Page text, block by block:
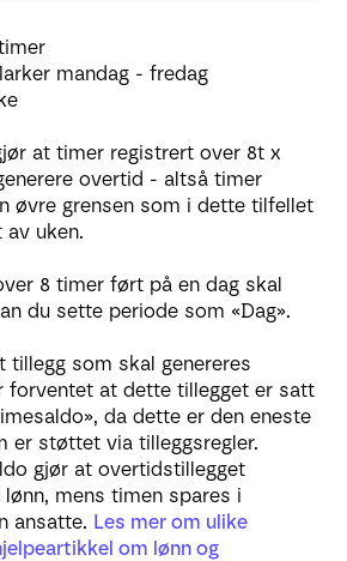
mandag - fredag
at timer registrert over 8t x
overtid - altså timer
øvre grensen som i dette tilfellet
uken.
8 timer ført på en dag skal
du sette periode som «Dag».
tillegg som skal genereres
forventet at dette tillegget er satt
da dette er den eneste
er støttet via tilleggsregler.
gjør at overtidstillegget
mens timen spares i
ansatte. Les mer om ulike
om lønn og